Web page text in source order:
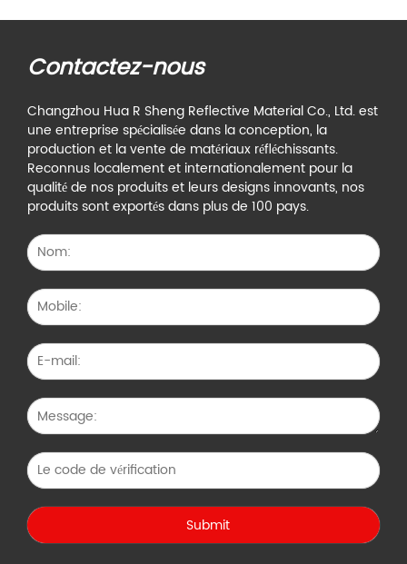
Contactez-nous
Changzhou Hua R Sheng Reflective Material Co., Ltd. est
une entreprise spécialisée dans la conception, la
production et la vente de matériaux réfléchissants.
Reconnus localement et internationalement pour la
qualité de nos produits et leurs designs innovants, nos
produits sont exportés dans plus de 100 pays.